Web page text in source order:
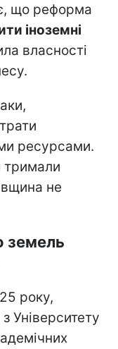
що реформа
іноземні
власності
ресурсами.
тримали
не
земель
року,
Університету